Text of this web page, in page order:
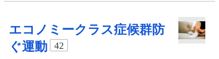
エコノミークラス症候群防
ぐ運動
42